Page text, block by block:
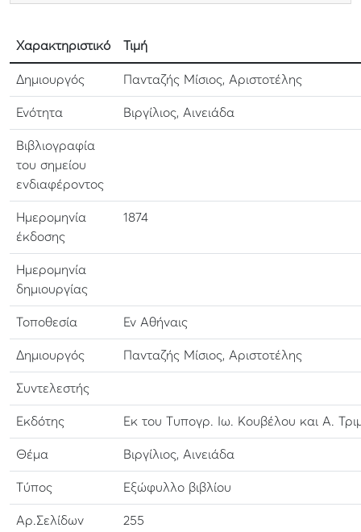
Χαρακτηριστικό Τιμή
Δημιουργός Πανταζής Μίσιος, Αριστοτέλης
Ενότητα Βιργίλιος, Αινειάδα
Βιβλιογραφία
του σημείου
ενδιαφέροντος
Ημερομηνία
έκδοσης
1874
Ημερομηνία
δημιουργίας
Τοποθεσία Εν Αθήναις
Δημιουργός Πανταζής Μίσιος, Αριστοτέλης
Συντελεστής
Εκδότης Εκ του Τυπογρ. Ιω. Κουβέλου και Α.
Θέμα Βιργίλιος, Αινειάδα
Τύπος Εξώφυλλο βιβλίου
Αρ.Σελίδων 255